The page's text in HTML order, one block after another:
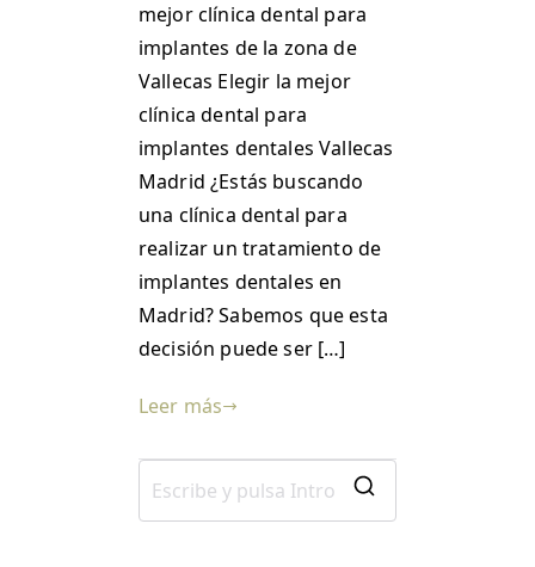
mejor clínica dental para
implantes de la zona de
Vallecas Elegir la mejor
clínica dental para
implantes dentales Vallecas
Madrid ¿Estás buscando
una clínica dental para
realizar un tratamiento de
implantes dentales en
Madrid? Sabemos que esta
decisión puede ser […]
Leer más